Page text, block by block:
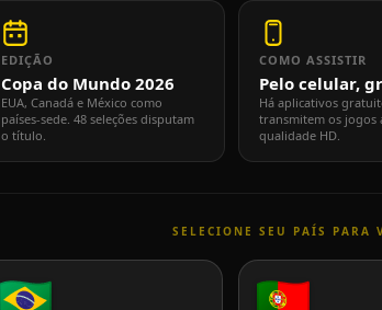
EDIÇÃO
Copa do Mundo 2026
EUA, Canadá e México como
países-sede. 48 seleções disputam
o título.
COMO ASSISTIR
Pelo celular,
Há aplicativos
transmitem os jogos
qualidade HD.
SELECIONE SEU PAÍS PARA